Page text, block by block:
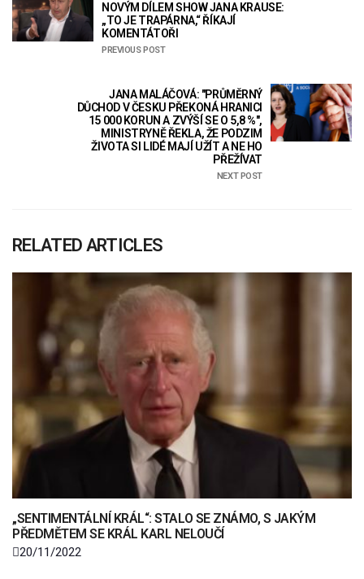
NOVÝM DÍLEM SHOW JANA KRAUSE:
„TO JE TRAPÁRNA,“ ŘÍKAJÍ
KOMENTÁTOŘI
PREVIOUS POST
JANA MALÁČOVÁ: "PRŮMĚRNÝ
DŮCHOD V ČESKU PŘEKONÁ HRANICI
15 000 KORUN A ZVÝŠÍ SE O 5,8 %",
MINISTRYNĚ ŘEKLA, ŽE PODZIM
ŽIVOTA SI LIDÉ MAJÍ UŽÍT A NE HO
PŘEŽÍVAT
NEXT POST
RELATED ARTICLES
„SENTIMENTÁLNÍ KRÁL“: STALO SE ZNÁMO, S JAKÝM
PŘEDMĚTEM SE KRÁL KARL NELOUČÍ
20/11/2022